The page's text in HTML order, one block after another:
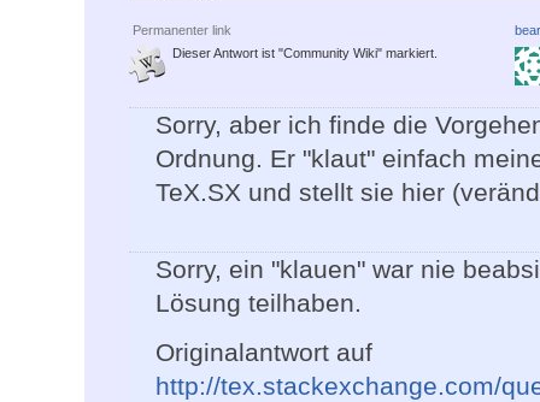
Permanenter link
Dieser Antwort ist "Community Wiki" markiert.
Sorry, aber ich finde die
Ordnung. Er "klaut" einfach
TeX.SX und stellt sie hier
Sorry, ein "klauen" war nie
Lösung teilhaben.
Originalantwort auf
http://tex.stackexchange.com/